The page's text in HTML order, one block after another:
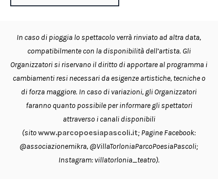
In caso di pioggia lo spettacolo verrà rinviato ad altra data,
compatibilmente con la disponibilità dell’artista. Gli
Organizzatori si riservano il diritto di apportare al programma i
cambiamenti resi necessari da esigenze artistiche, tecniche o
di forza maggiore. In caso di variazioni, gli Organizzatori
faranno quanto possibile per informare gli spettatori
attraverso i canali disponibili
(sitowww.parcopoesiapascoli.it; Pagine Facebook:
@associazionemikra, @VillaTorloniaParcoPoesiaPascoli;
Instagram: villatorlonia_teatro).